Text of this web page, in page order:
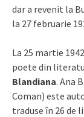
dar a revenit la
la 27 februarie
La 25 martie
poete din
Blandiana. Ana
Coman) este
traduse în 26 de